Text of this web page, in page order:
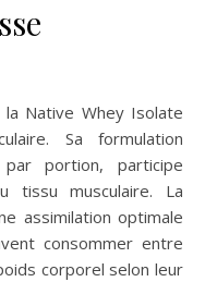
Native Whey Isolate
Sa formulation
portion, participe
tissu musculaire. La
assimilation optimale
consommer entre
corporel selon leur